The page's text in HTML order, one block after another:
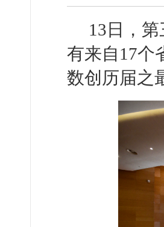
13日，
有来自17个
数创历届之